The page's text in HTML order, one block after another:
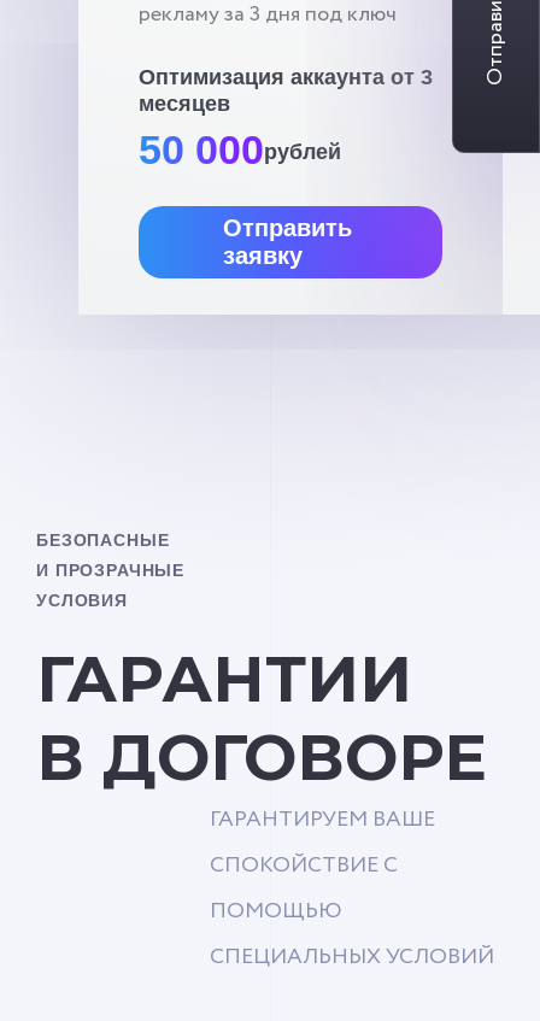
рекламу за 3 дня под ключ
Оптимизация аккаунта от 3
месяцев
50 000рублей
Отправить
заявку
БЕЗОПАСНЫЕ
И ПРОЗРАЧНЫЕ
УСЛОВИЯ
ГАРАНТИИ
В ДОГОВОРЕ
ГАРАНТИРУЕМ ВАШЕ
СПОКОЙСТВИЕ С
ПОМОЩЬЮ
СПЕЦИАЛЬНЫХ УСЛОВИЙ